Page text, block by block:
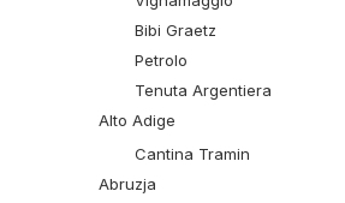
Bibi Graetz
Petrolo
Tenuta Argentiera
Alto Adige
Cantina Tramin
Abruzja